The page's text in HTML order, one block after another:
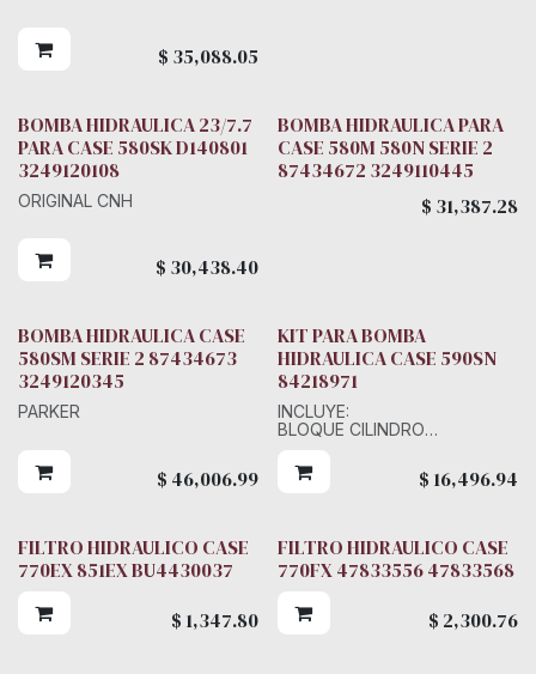
$ 35,088.05
BOMBA HIDRAULICA 23/7.7
PARA CASE 580SK D140801
3249120108
ORIGINAL CNH
$ 30,438.40
Parker
BOMBA HIDRAULICA PARA
CASE 580M 580N SERIE 2
87434672 3249110445
$ 31,387.28
BOMBA HIDRAULICA CASE
580SM SERIE 2 87434673
3249120345
PARKER
$ 46,006.99
KIT PARA BOMBA
HIDRAULICA CASE 590SN
84218971
INCLUYE:
BLOQUE CILINDRO
PLATO RETENEDOR
PLATO VALVULA
$ 16,496.94
FILTRO HIDRAULICO CASE
770EX 851EX BU4430037
$ 1,347.80
FILTRO HIDRAULICO CASE
770FX 47833556 47833568
$ 2,300.76